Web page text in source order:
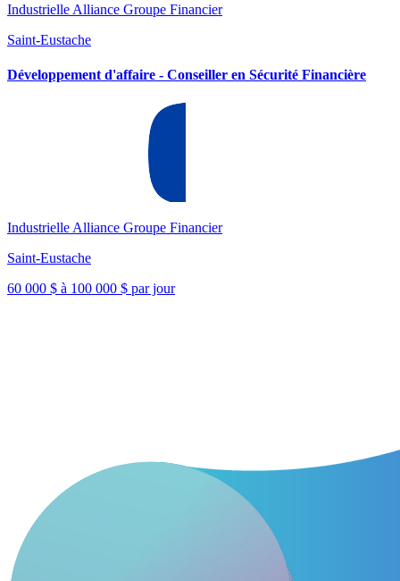
Industrielle Alliance Groupe Financier
Saint-Eustache
Développement d'affaire - Conseiller en Sécurité Financière
Industrielle Alliance Groupe Financier
Saint-Eustache
60 000 $ à 100 000 $ par jour